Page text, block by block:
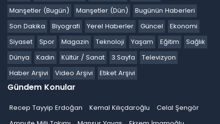
Manşetler (Bugün)
Manşetler (Dün)
Bugünün Haberleri
Son Dakika
Biyografi Yerel Haberler Güncel
Ekonomi
Siyaset
Spor Magazin Teknoloji Yaşam Eğitim
Sağlık
Dünya
Kadın Kültür / Sanat 3.Sayfa
Televizyon
Haber Arşivi
Video Arşivi Etiket Arşivi
Gündem Konular
Recep Tayyip Erdoğan Kemal Kılıçdaroğlu
Celal Şengör